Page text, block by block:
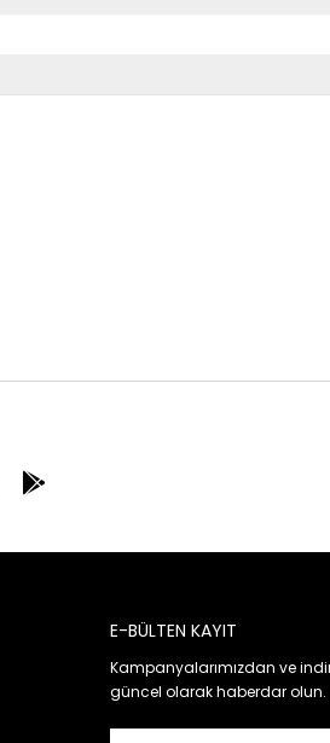
E-BÜLTEN KAYIT
Kampanyalarımızdan ve
güncel olarak haberdar olun.